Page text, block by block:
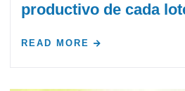
productivo de cada
READ MORE